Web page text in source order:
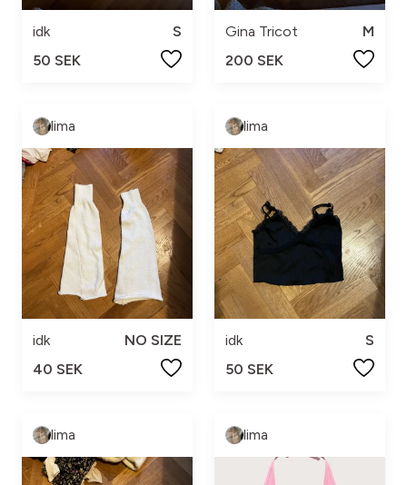
idk
S
50 SEK
Gina Tricot
M
200 SEK
lima
idk
NO SIZE
40 SEK
lima
idk
S
50 SEK
lima lima